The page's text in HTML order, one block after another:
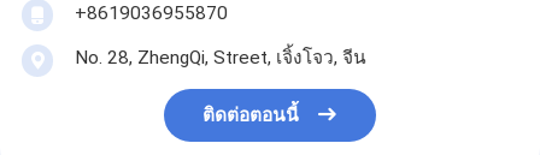
+8619036955870
No. 28, ZhengQi, Street, เจิ้งโจว, จีน
ติดต่อตอนนี้